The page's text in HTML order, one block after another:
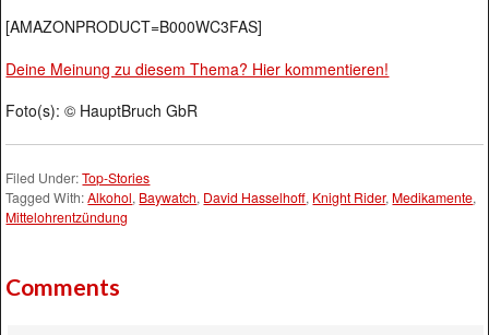
[AMAZONPRODUCT=B000WC3FAS]
Deine Meinung zu diesem Thema? Hier kommentieren!
Foto(s): © HauptBruch GbR
Filed Under:Top-Stories
Tagged With:Alkohol, Baywatch, David Hasselhoff, Knight Rider, Medikamente,
Mittelohrentzündung
Comments